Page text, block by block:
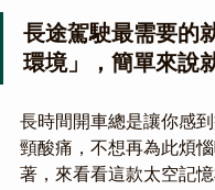
長途駕駛最需要的
環境」，簡單來說
長時間開車總是讓你感
頸酸痛，不想再為此煩
著，來看看這款太空記